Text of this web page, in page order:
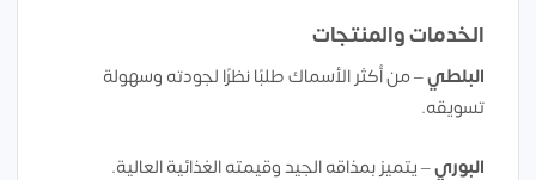
الخدمات والمنتجات
البلطي– من أكثر الأسماك طلبًا نظرًا لجودته وسهولة
تسويقه.
البوري– يتميز بمذاقه الجيد وقيمته الغذائية العالية.